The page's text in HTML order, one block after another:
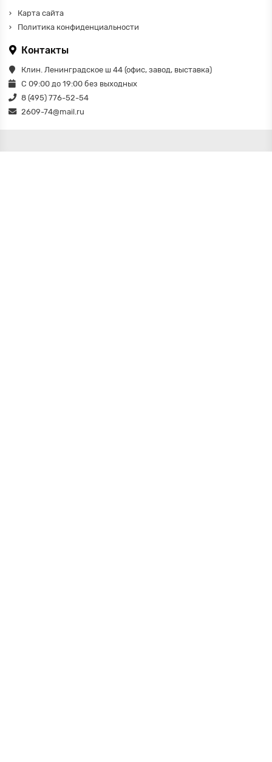
Карта сайта
Политика конфиденциальности
Контакты
Клин. Ленинградское ш 44 (офис, завод, выставка)
С 09:00 до 19:00 без выходных
8 (495) 776-52-54
2609-74@mail.ru